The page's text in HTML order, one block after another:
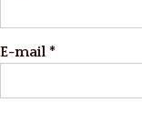
E-mail *